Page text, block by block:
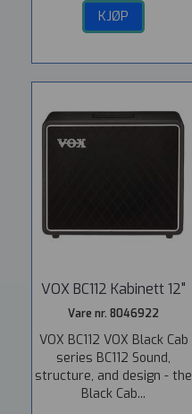
KJØP
VOX BC112 Kabinett 12"
Vare nr. 8046922
VOX BC112 VOX Black Cab
series BC112 Sound,
structure, and design - the
Black Cab...